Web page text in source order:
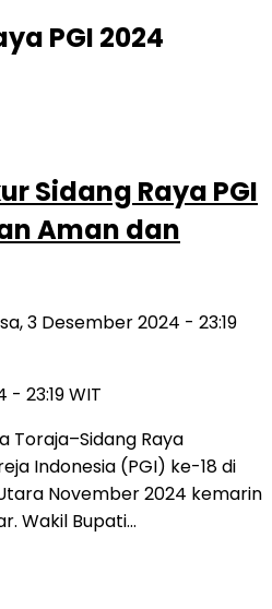
PGI 2024
Sidang Raya PGI
Aman dan
3 Desember 2024 - 23:19
23:19 WIT
Toraja–Sidang Raya
Indonesia (PGI) ke-18 di
November 2024 kemarin
Wakil Bupati…